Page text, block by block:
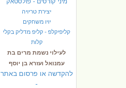
יצירת טריויה
יויו משחקים
קליפיקלפ - קליפ מדליק בקלי
קלות
לעילוי נשמת מרים בת
עמנואל ועזרא בן יוסף
להקדשה או פרסום באתר
-